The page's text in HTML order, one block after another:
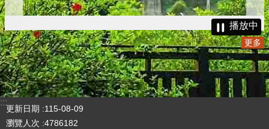
播放中
更多
:::
更新日期
115-08-09
瀏覽人次 4786182